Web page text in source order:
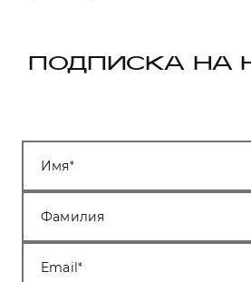
ПОДПИСКА НА
Имя
Фамилия
Email